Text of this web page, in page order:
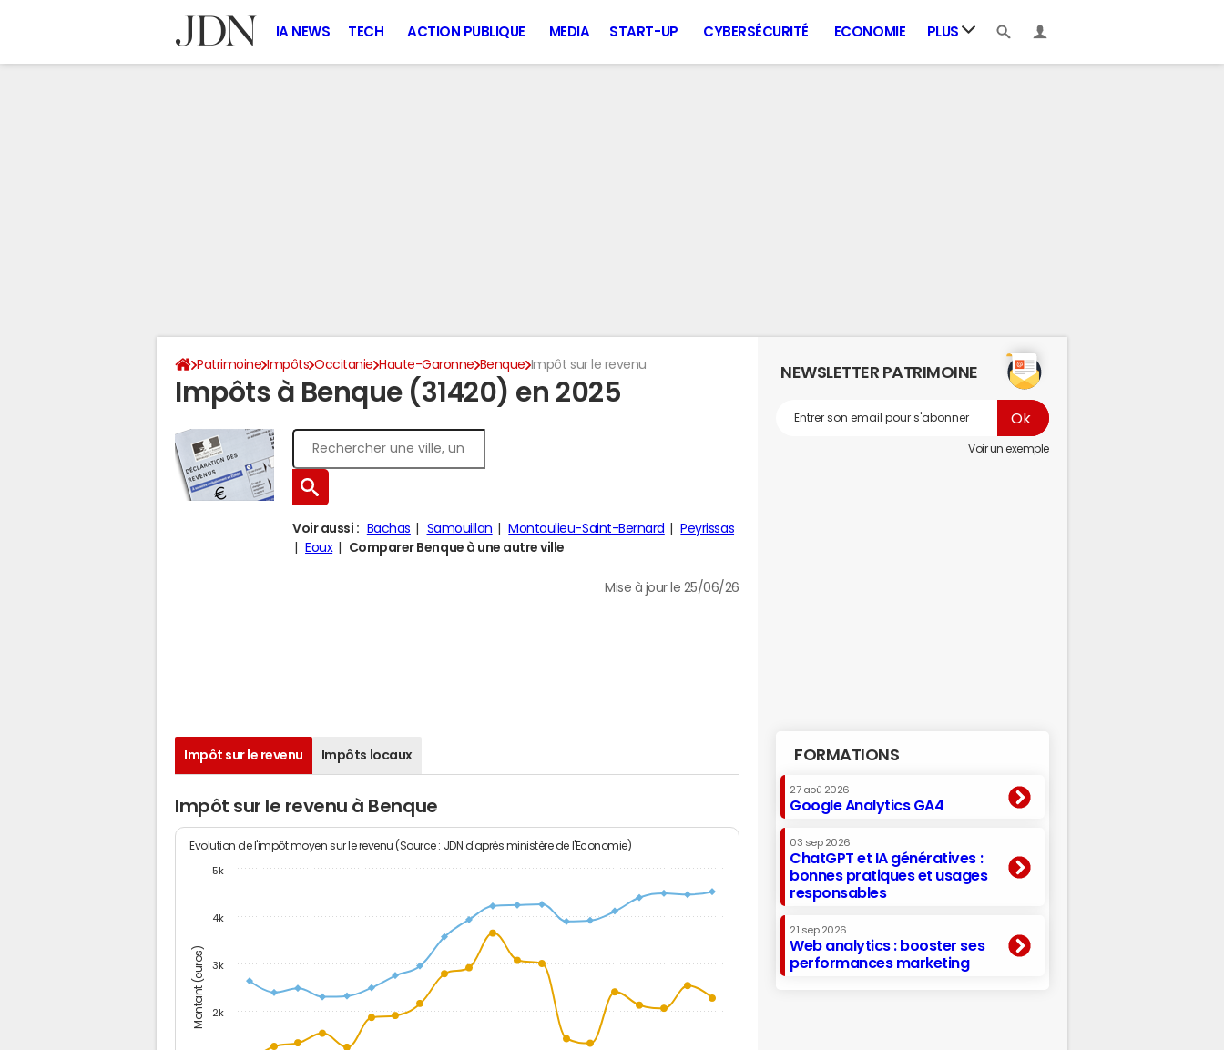
IA NEWS TECH ACTION PUBLIQUE MEDIA START-UP CYBERSÉCURITÉ ECONOMIE PLUS
Patrimoine Impôts Occitanie Haute-Garonne Benque Impôt sur le revenu
Impôts à Benque (31420) en 2025
Voir aussi : Bachas Samouillan Montoulieu-Saint-Bernard
Peyrissas
Eoux
Comparer Benque à une autre ville
Mise à jour le 25/06/26
Impôt sur le revenu Impôts locaux
Impôt sur le revenu à Benque
Montant (euros)
Evolution de l'impôt moyen sur le revenu (Source : JDN d'après ministère de l'Economie)
2k
3k
4k
5k
NEWSLETTER PATRIMOINE
Voir un exemple
FORMATIONS
27 aoû 2026
Google Analytics GA4
03 sep 2026
ChatGPT et IA génératives :
bonnes pratiques et usages
responsables
21 sep 2026
Web analytics : booster ses
performances marketing